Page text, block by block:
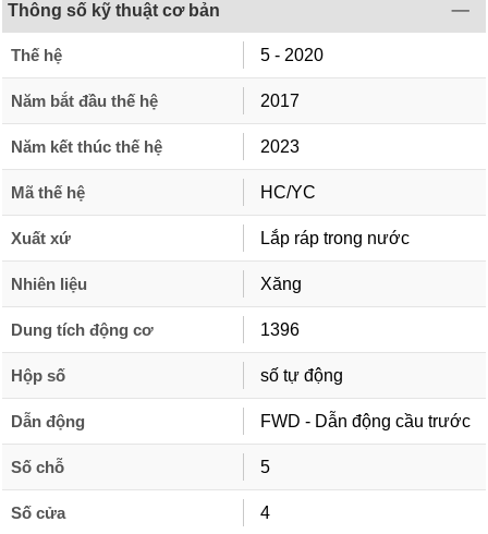
Thông số kỹ thuật cơ bản
Thế hệ 5 - 2020
Năm bắt đầu thế hệ 2017
Năm kết thúc thế hệ 2023
Mã thế hệ HC/YC
Xuất xứ Lắp ráp trong nước
Nhiên liệu Xăng
Dung tích động cơ 1396
Hộp số số tự động
Dẫn động FWD - Dẫn động cầu trước
Số chỗ 5
Số cửa 4